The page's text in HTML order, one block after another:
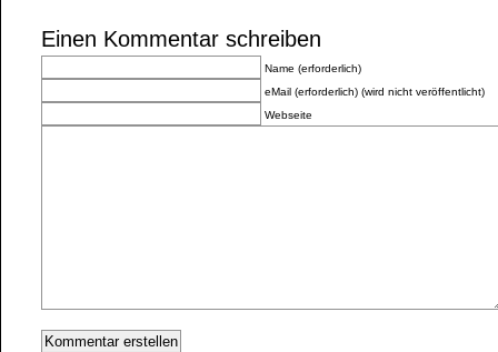
Einen Kommentar schreiben
Name (erforderlich)
eMail (erforderlich) (wird nicht veröffentlicht)
Webseite